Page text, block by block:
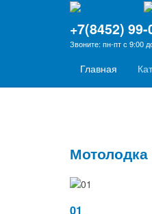
+7(8452) 99-
Звоните: пн-пт с 9:00
Главная
01